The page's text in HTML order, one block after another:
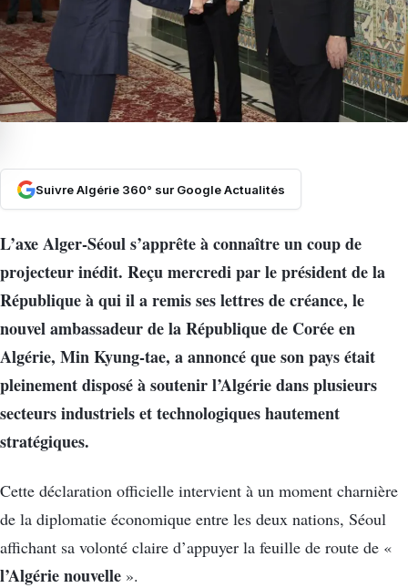
Suivre Algérie 360° sur Google Actualités
L’axe Alger-Séoul s’apprête à connaître un coup de
projecteur inédit. Reçu mercredi par le président de la
République à qui il a remis ses lettres de créance, le
nouvel ambassadeur de la République de Corée en
Algérie, Min Kyung-tae, a annoncé que son pays était
pleinement disposé à soutenir l’Algérie dans plusieurs
secteurs industriels et technologiques hautement
stratégiques.
Cette déclaration officielle intervient à un moment charnière
de la diplomatie économique entre les deux nations, Séoul
affichant sa volonté claire d’appuyer la feuille de route de «
l’Algérie nouvelle ».